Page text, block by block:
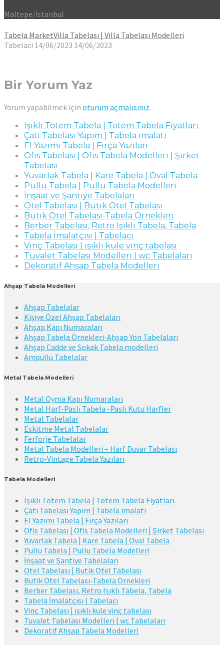
Maltepe/İstanbul
Tabela MarketVilla Tabelası | Villa Tabelası Modelleri
Tabelaci 14/06/2023 14/06/2023
Bir Yorum Yaz
Yorum yapabilmek için oturum açmalısınız.
Işıklı Totem Tabela | Totem Tabela Fiyatları
Çatı Tabelası Yapım | Tabela imalatı
El Yazımı Tabela | Fırça Yazıları
Ofis Tabelası | Ofis Tabela Modelleri | Şirket
Tabelası
Yuvarlak Tabela | Kare Tabela | Oval Tabela
Pullu Tabela | Pullu Tabela Modelleri
İnşaat ve Şantiye Tabelaları
Otel Tabelası | Butik Otel Tabelası
Butik Otel Tabelası-Tabela Örnekleri
Berber Tabelası, Retro Işıklı Tabela, Tabela
Tabela İmalatçısı | Tabelacı
Vinç Tabelası | ışıklı kule vinç tabelası
Tuvalet Tabelası Modelleri | wc Tabelaları
Dekoratif Ahşap Tabela Modelleri
Ahşap Tabela Modelleri
Ahşap Tabelalar
Kişiye Özel Ahşap Tabelaları
Ahşap Kapı Numaraları
Ahşap Tabela Örnekleri-Ahşap Yön Tabelaları
Ahşap Cadde ve Sokak Tabela modelleri
Ampüllü Tabelalar
Metal Tabela Modelleri
Metal Oyma Kapı Numaraları
Metal Harf-Paslı Tabela -Paslı Kutu Harfler
Metal Tabelalar
Eskitme Metal Tabelalar
Ferforje Tabelalar
Metal Tabela Modelleri – Harf Duvar Tabelası
Retro-Vintage Tabela Yazıları
Tabela Modelleri
Işıklı Totem Tabela | Totem Tabela Fiyatları
Çatı Tabelası Yapım | Tabela imalatı
El Yazımı Tabela | Fırça Yazıları
Ofis Tabelası | Ofis Tabela Modelleri | Şirket Tabelası
Yuvarlak Tabela | Kare Tabela | Oval Tabela
Pullu Tabela | Pullu Tabela Modelleri
İnşaat ve Şantiye Tabelaları
Otel Tabelası | Butik Otel Tabelası
Butik Otel Tabelası-Tabela Örnekleri
Berber Tabelası, Retro Işıklı Tabela, Tabela
Tabela İmalatçısı | Tabelacı
Vinç Tabelası | ışıklı kule vinç tabelası
Tuvalet Tabelası Modelleri | wc Tabelaları
Dekoratif Ahşap Tabela Modelleri